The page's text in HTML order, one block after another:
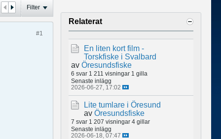
Filter
#1
Relaterat
En liten kort film -
Torskfiske i Svalbard
av Öresundsfiske
6 svar 1 211 visningar 1 gilla
Senaste inlägg
2026-06-27, 17:02
Lite tumlare i Öresund
av Öresundsfiske
7 svar 1 207 visningar 4 gillar
Senaste inlägg
2026-06-18, 07:47